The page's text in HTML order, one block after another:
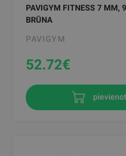
PAVIGYM FITNESS 7 MM,
BRŪNA
PAVIGYM
52.72€